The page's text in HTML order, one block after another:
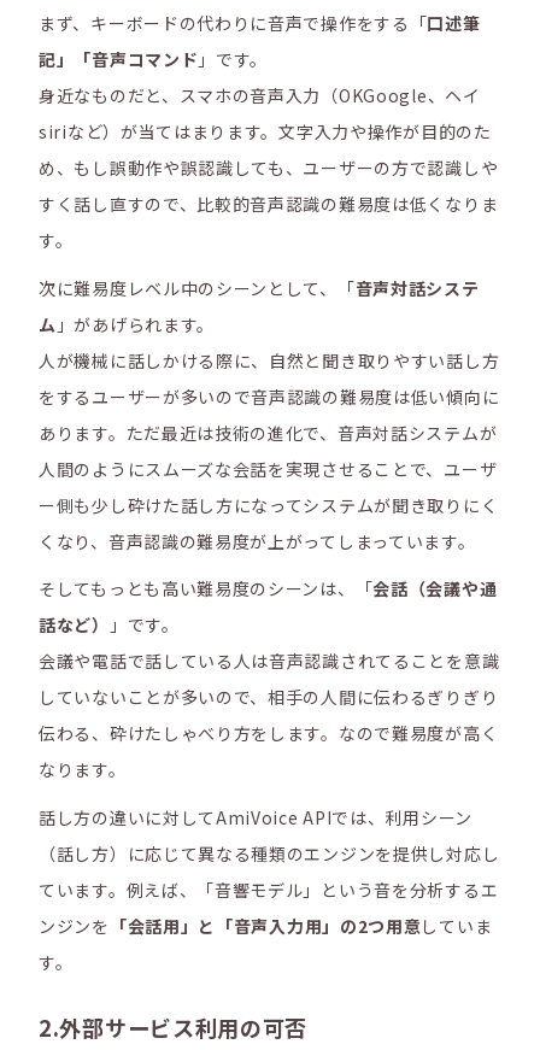
まず、キーボードの代わりに音声で操作をする「口述筆
記」「音声コマンド 」です。
身近なものだと、スマホの音声入力（OKGoogle、ヘイ
siriなど）が当てはまります。文字入⼒や操作が目的のた
め、もし誤動作や誤認識しても、ユーザーの方で認識しや
すく話し直すので、比較的音声認識の難易度は低くなりま
す。
次に難易度レベル中のシーンとして、「音声対話システ
ム 」があげられます。
人が機械に話しかける際に、自然と聞き取りやすい話し方
をするユーザーが多いので音声認識の難易度は低い傾向に
あります。ただ最近は技術の進化で、音声対話システムが
人間のようにスムーズな会話を実現させることで、ユーザ
ー側も少し砕けた話し方になってシステムが聞き取りにく
くなり、音声認識の難易度が上がってしまっています。
そしてもっとも高い難易度のシーンは、「会話（会議や通
話など）
」です。
会議や電話で話している人は音声認識されてることを意識
していないことが多いので、相手の人間に伝わるぎりぎり
伝わる、砕けたしゃべり方をします。なので難易度が高く
なります。
話し方の違いに対してAmiVoice APIでは、利用シーン
（話し方）に応じて異なる種類のエンジンを提供し対応し
ています。例えば、「音響モデル」という音を分析するエ
ンジンを 「会話用」と「音声入力用」の2つ用意していま
す。
2.外部サービス利用の可否